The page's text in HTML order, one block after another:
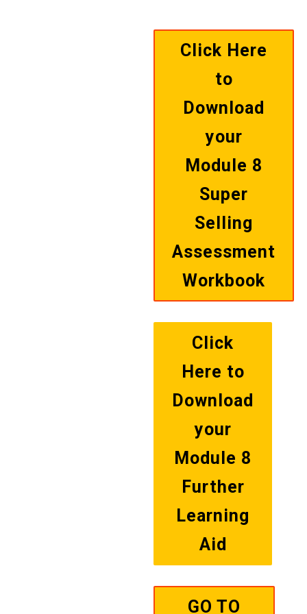
Click Here
to
Download
your
Module 8
Super
Selling
Assessment
Workbook
Click
Here to
Download
your
Module 8
Further
Learning
Aid
GO TO